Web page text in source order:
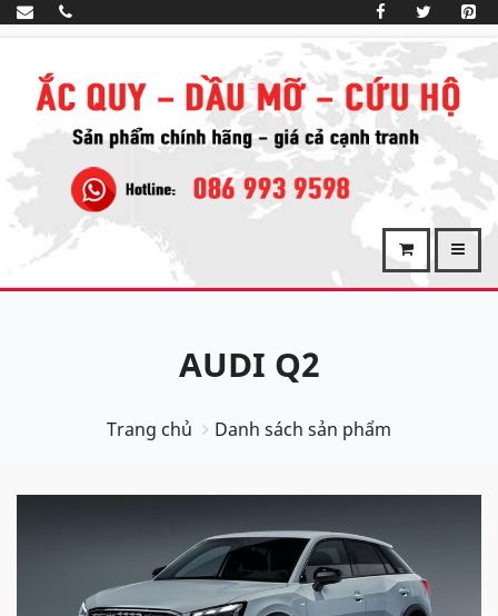
AUDI Q2
Trang chủ Danh sách sản phẩm